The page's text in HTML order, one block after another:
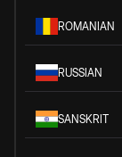
ROMANIAN
RUSSIAN
SANSKRIT